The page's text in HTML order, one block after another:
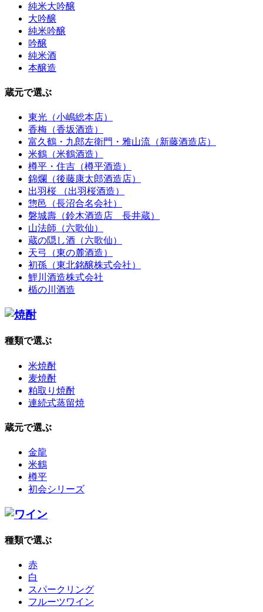
純米大吟醸
大吟醸
純米吟醸
吟醸
純米酒
本醸造
蔵元で選ぶ
東光（小嶋総本店）
香梅（香坂酒造）
富久鶴・九郎左衛門・雅山流（新藤酒造店）
米鶴（米鶴酒造）
樽平・住吉（樽平酒造）
錦爛（後藤康太郎酒造店）
出羽桜 （出羽桜酒造）
惣邑（長沼合名会社）
磐城壽（鈴木酒造店 長井蔵）
山法師（六歌仙）
蔵の隠し酒（六歌仙）
天弓（東の麓酒造）
初孫（東北銘醸株式会社）
鯉川酒造株式会社
楯の川酒造
種類で選ぶ
米焼酎
麦焼酎
粕取り焼酎
連続式蒸留焼
蔵元で選ぶ
金龍
米鶴
樽平
初会シリーズ
種類で選ぶ
赤
白
スパークリング
フルーツワイン